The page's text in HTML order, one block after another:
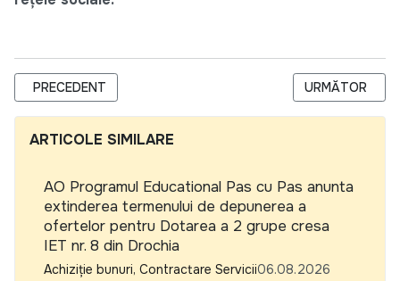
ARTICOL PRECEDENT: REQUEST FOR QUOTATION (RFQ) –
PRECEDENT ARTICOLUL
URMĂTOR
ARTICOLE SIMILARE
AO Programul Educational Pas cu Pas anunta
extinderea termenului de depunerea a
ofertelor pentru Dotarea a 2 grupe cresa
IET nr. 8 din Drochia
Achiziție bunuri, Contractare Servicii06.08.2026